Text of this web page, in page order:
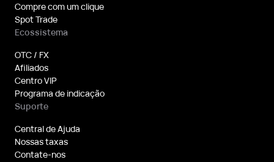
Compre com um clique
Spot Trade
Ecossistema
OTC / FX
Afiliados
Centro VIP
Programa de indicação
Suporte
Central de Ajuda
Nossas taxas
Contate-nos